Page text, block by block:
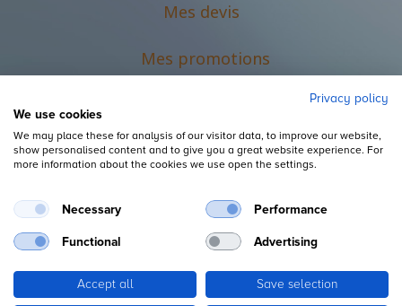
Mes devis
Mes promotions
Mentions légales
Privacy policy
We use cookies
We may place these for analysis of our visitor data, to improve our website,
show personalised content and to give you a great website experience. For
more information about the cookies we use open the settings.
Necessary Performance
Functional Advertising
Accept all Save selection